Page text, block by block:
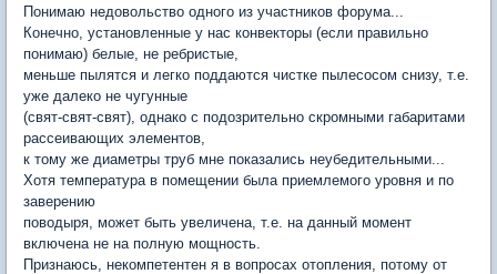
Понимаю недовольство одного из участников форума...
Конечно, установленные у нас конвекторы (если правильно
понимаю) белые, не ребристые,
меньше пылятся и легко поддаются чистке пылесосом снизу, т.е.
уже далеко не чугунные
(свят-свят-свят), однако с подозрительно скромными габаритами
рассеивающих элементов,
к тому же диаметры труб мне показались неубедительными...
Хотя температура в помещении была приемлемого уровня и по
заверению
поводыря, может быть увеличена, т.е. на данный момент
включена не на полную мощность.
Признаюсь, некомпетентен я в вопросах отопления, потому от